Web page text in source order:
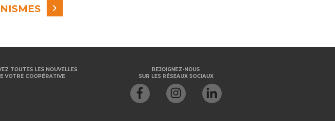
TOUTES LES NOUVELLES
VOTRE COOPÉRATIVE
REJOIGNEZ-NOUS
SUR LES RÉSEAUX SOCIAUX